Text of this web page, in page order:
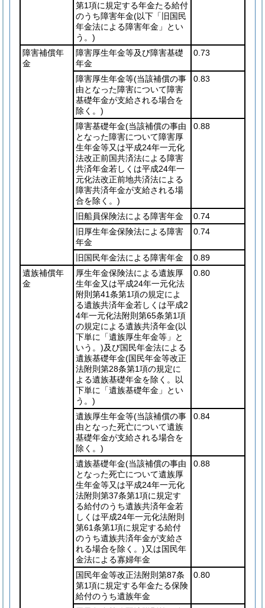
第1項に規定する年金たる給付
のうち障害年金(以下「旧国民
年金法による障害年金」とい
う。)
障害補償年
金
障害厚生年金等及び障害基礎
年金
0.73
障害厚生年金等(当該補償の事
由となった障害について障害
基礎年金が支給される場合を
除く。)
0.83
障害基礎年金(当該補償の事由
となった障害について障害厚
生年金等又は平成24年一元化
法改正前国共済法による障害
共済年金若しくは平成24年一
元化法改正前地共済法による
障害共済年金が支給される場
合を除く。)
0.88
旧船員保険法による障害年金
0.74
旧厚生年金保険法による障害
年金
0.74
旧国民年金法による障害年金
0.89
遺族補償年
金
厚生年金保険法による遺族厚
生年金又は平成24年一元化法
附則第41条第1項の規定によ
る遺族共済年金若しくは平成2
4年一元化法附則第65条第1項
の規定による遺族共済年金(以
下単に「遺族厚生年金等」と
いう。)及び国民年金法による
遺族基礎年金(国民年金等改正
法附則第28条第1項の規定に
よる遺族基礎年金を除く。以
下単に「遺族基礎年金」とい
う。)
0.80
遺族厚生年金等(当該補償の事
由となった死亡について遺族
基礎年金が支給される場合を
除く。)
0.84
遺族基礎年金(当該補償の事由
となった死亡について遺族厚
生年金等又は平成24年一元化
法附則第37条第1項に規定す
る給付のうち遺族共済年金若
しくは平成24年一元化法附則
第61条第1項に規定する給付
のうち遺族共済年金が支給さ
れる場合を除く。)又は国民年
金法による寡婦年金
0.88
国民年金等改正法附則第87条
第1項に規定する年金たる保険
給付のうち遺族年金
0.80